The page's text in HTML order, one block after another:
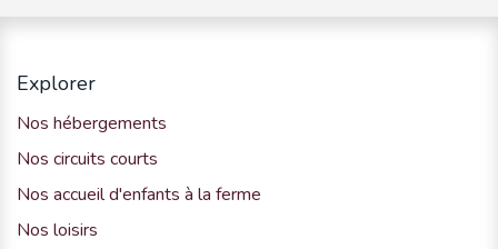
Explorer
Nos hébergements
Nos circuits courts
Nos accueil d'enfants à la ferme
Nos loisirs